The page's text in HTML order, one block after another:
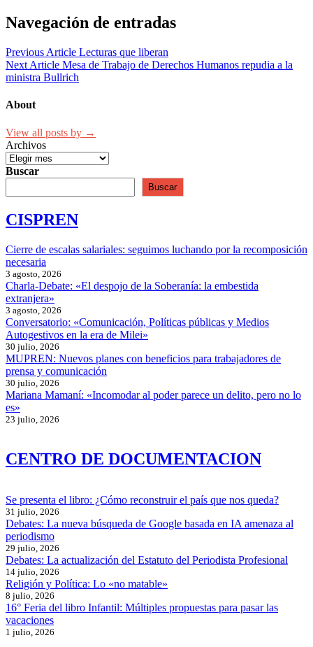
Navegación de entradas
Previous Article Lecturas que liberan
Next Article Mesa de Trabajo de Derechos Humanos repudia a la
ministra Bullrich
About
View all posts by →
Archivos
Buscar
Buscar
CISPREN
Cierre de escalas salariales: seguimos luchando por la recomposición
necesaria
3 agosto, 2026
Charla-Debate: «El despojo de la Soberanía: la embestida
extranjera»
3 agosto, 2026
Conversatorio: «Comunicación, Políticas públicas y Medios
Autogestivos en la era de Milei»
30 julio, 2026
MUPREN: Nuevos planes con beneficios para trabajadores de
prensa y comunicación
30 julio, 2026
Mariana Mamaní: «Incomodar al poder parece un delito, pero no lo
es»
23 julio, 2026
CENTRO DE DOCUMENTACION
Se presenta el libro: ¿Cómo reconstruir el país que nos queda?
31 julio, 2026
Debates: La nueva búsqueda de Google basada en IA amenaza al
periodismo
29 julio, 2026
Debates: La actualización del Estatuto del Periodista Profesional
14 julio, 2026
Religión y Política: Lo «no matable»
8 julio, 2026
16° Feria del libro Infantil: Múltiples propuestas para pasar las
vacaciones
1 julio, 2026